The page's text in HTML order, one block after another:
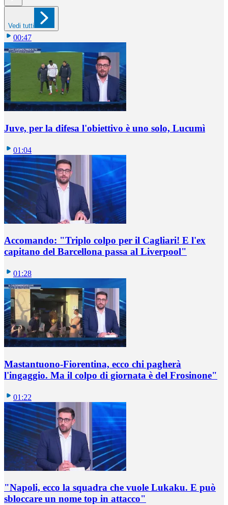
Vedi tutti
00:47
Juve, per la difesa l'obiettivo è uno solo, Lucumì
01:04
Accomando: "Triplo colpo per il Cagliari! E l'ex
capitano del Barcellona passa al Liverpool"
01:28
Mastantuono-Fiorentina, ecco chi pagherà
l'ingaggio. Ma il colpo di giornata è del Frosinone"
01:22
"Napoli, ecco la squadra che vuole Lukaku. E può
sbloccare un nome top in attacco"